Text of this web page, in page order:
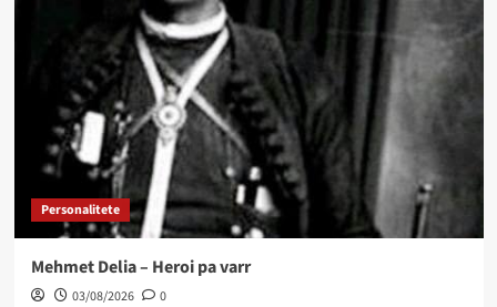
Personalitete
Mehmet Delia – Heroi pa varr
03/08/2026 0